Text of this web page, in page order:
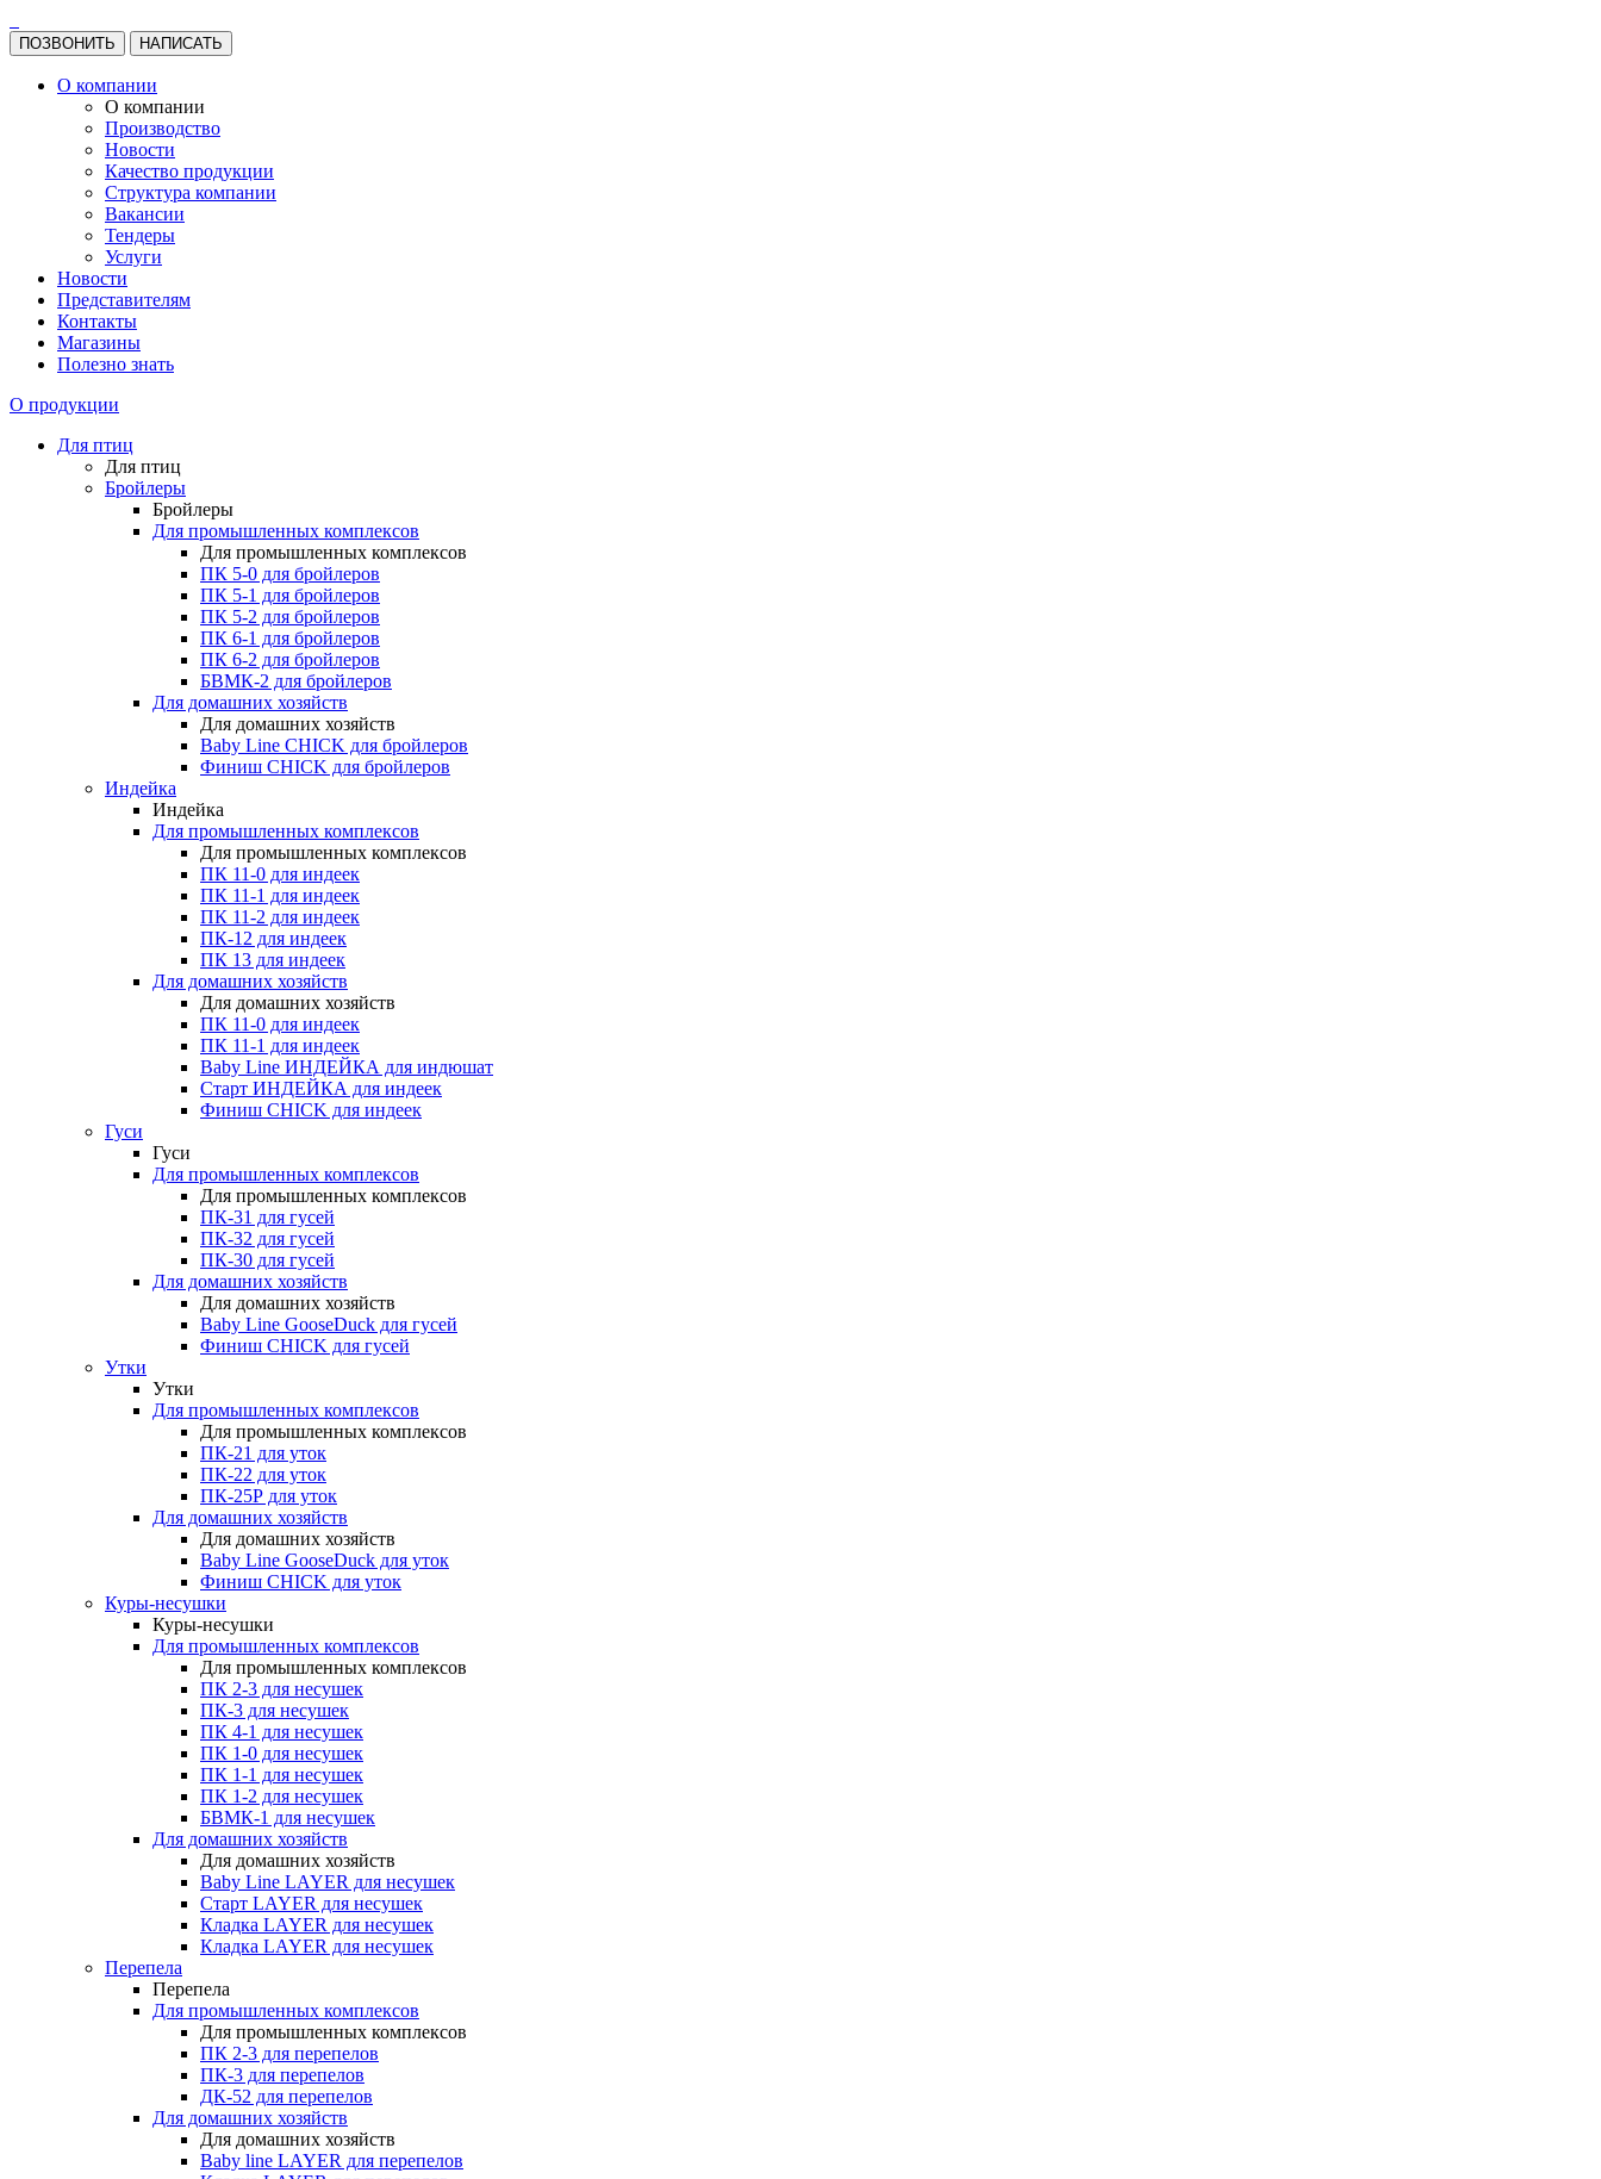
ПОЗВОНИТЬ НАПИСАТЬ
О компании
О компании
Производство
Новости
Качество продукции
Структура компании
Вакансии
Тендеры
Услуги
Новости
Представителям
Контакты
Магазины
Полезно знать
О продукции
Для птиц
Для птиц
Бройлеры
Бройлеры
Для промышленных комплексов
Для промышленных комплексов
ПК 5-0 для бройлеров
ПК 5-1 для бройлеров
ПК 5-2 для бройлеров
ПК 6-1 для бройлеров
ПК 6-2 для бройлеров
БВМК-2 для бройлеров
Для домашних хозяйств
Для домашних хозяйств
Baby Line CHICK для бройлеров
Финиш CHICK для бройлеров
Индейка
Индейка
Для промышленных комплексов
Для промышленных комплексов
ПК 11-0 для индеек
ПК 11-1 для индеек
ПК 11-2 для индеек
ПК-12 для индеек
ПК 13 для индеек
Для домашних хозяйств
Для домашних хозяйств
ПК 11-0 для индеек
ПК 11-1 для индеек
Baby Line ИНДЕЙКА для индюшат
Старт ИНДЕЙКА для индеек
Финиш CHICK для индеек
Гуси
Гуси
Для промышленных комплексов
Для промышленных комплексов
ПК-31 для гусей
ПК-32 для гусей
ПК-30 для гусей
Для домашних хозяйств
Для домашних хозяйств
Baby Line GooseDuck для гусей
Финиш CHICK для гусей
Утки
Утки
Для промышленных комплексов
Для промышленных комплексов
ПК-21 для уток
ПК-22 для уток
ПК-25Р для уток
Для домашних хозяйств
Для домашних хозяйств
Baby Line GooseDuck для уток
Финиш CHICK для уток
Куры-несушки
Куры-несушки
Для промышленных комплексов
Для промышленных комплексов
ПК 2-3 для несушек
ПК-3 для несушек
ПК 4-1 для несушек
ПК 1-0 для несушек
ПК 1-1 для несушек
ПК 1-2 для несушек
БВМК-1 для несушек
Для домашних хозяйств
Для домашних хозяйств
Baby Line LAYER для несушек
Старт LAYER для несушек
Кладка LAYER для несушек
Кладка LAYER для несушек
Перепела
Перепела
Для промышленных комплексов
Для промышленных комплексов
ПК 2-3 для перепелов
ПК-3 для перепелов
ДК-52 для перепелов
Для домашних хозяйств
Для домашних хозяйств
Baby line LAYER для перепелов